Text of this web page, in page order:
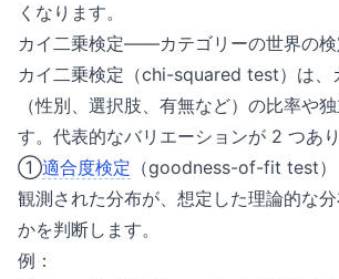
くなります。
カイ二乗検定——カテゴリーの世界の検
カイ二乗検定（chi-squared test）は、
（性別、選択肢、有無など）の比率や
す。代表的なバリエーションが 2 つあり
①適合度検定 （goodness-of-fit test）
観測された分布が、想定した理論的な
かを判断します。
例：